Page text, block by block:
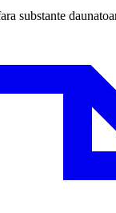
substante